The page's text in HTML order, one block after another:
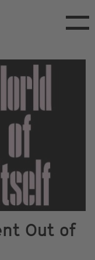
Out of